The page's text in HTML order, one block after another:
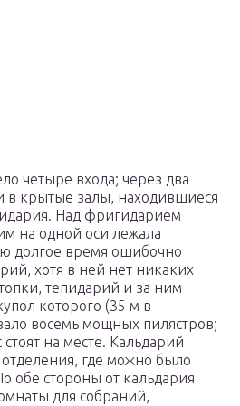
четыре входа; через два
в крытые залы, находившиеся
Над фригидарием
на одной оси лежала
долгое время ошибочно
хотя в ней нет никаких
тепидарий и за ним
которого (35 м в
восемь мощных пилястров;
на месте. Кальдарий
где можно было
обе стороны от кальдария
для собраний,